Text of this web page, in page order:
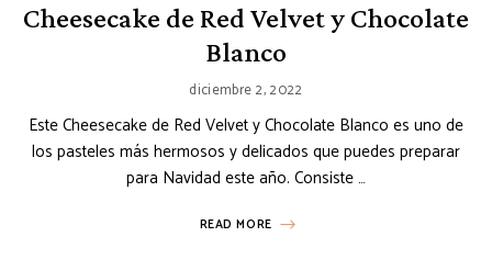
Cheesecake de Red Velvet y Chocolate
Blanco
diciembre 2, 2022
Este Cheesecake de Red Velvet y Chocolate Blanco es uno de
los pasteles más hermosos y delicados que puedes preparar
para Navidad este año. Consiste …
READ MORE